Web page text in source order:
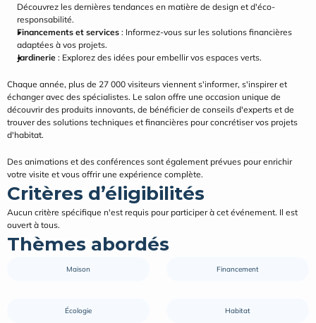
Découvrez les dernières tendances en matière de design et d'éco-
responsabilité.
Financements et services : Informez-vous sur les solutions financières
adaptées à vos projets.
Jardinerie : Explorez des idées pour embellir vos espaces verts.
Chaque année, plus de 27 000 visiteurs viennent s'informer, s'inspirer et
échanger avec des spécialistes. Le salon offre une occasion unique de
découvrir des produits innovants, de bénéficier de conseils d'experts et de
trouver des solutions techniques et financières pour concrétiser vos projets
d'habitat.
Des animations et des conférences sont également prévues pour enrichir
votre visite et vous offrir une expérience complète.
Critères d’éligibilités
Aucun critère spécifique n'est requis pour participer à cet événement. Il est
ouvert à tous.
Thèmes abordés
Maison Financement
Écologie Habitat